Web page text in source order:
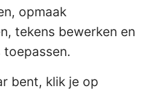
opmaak
tekens bewerken en
toepassen.
bent, klik je op